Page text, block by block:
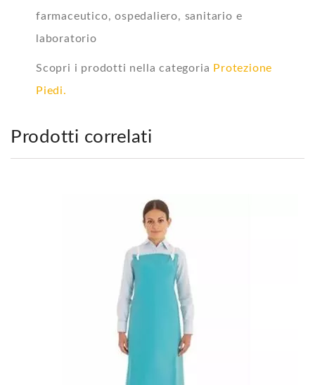
farmaceutico, ospedaliero, sanitario e
laboratorio
Scopri i prodotti nella categoria Protezione
Piedi.
Prodotti correlati